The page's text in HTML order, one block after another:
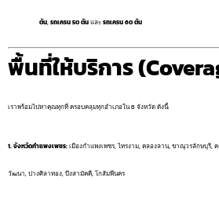
ตัน,รถเครน 50 ตันและรถเครน 60 ตัน
พื้นที่ให้บริการ
เราพร้อมไปหาคุณทุกที่ ครอบคลุมทุกอำเภอใน 6 จังหวัด ดังนี้:
1. จังหวัดกำแพงเพชร:เมืองกำแพงเพชร, ไทรงาม, คลองลาน, ขาณุวรลักษบุรี,
วัฒนา, ปางศิลาทอง, บึงสามัคคี, โกสัมพีนคร